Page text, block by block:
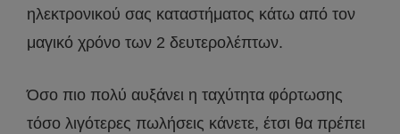
ηλεκτρονικού σας καταστήματος κάτω από τον
μαγικό χρόνο των 2 δευτερολέπτων.
Όσο πιο πολύ αυξάνει η ταχύτητα φόρτωσης
τόσο λιγότερες πωλήσεις κάνετε, έτσι θα πρέπει